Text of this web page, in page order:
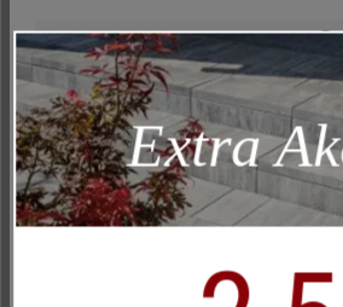
Dots
Műszakilag és működéshez szükséges
Marketing
Elemzés
Kényelem (weboldal működése)
Kényelem (Google Térkép)
Extra